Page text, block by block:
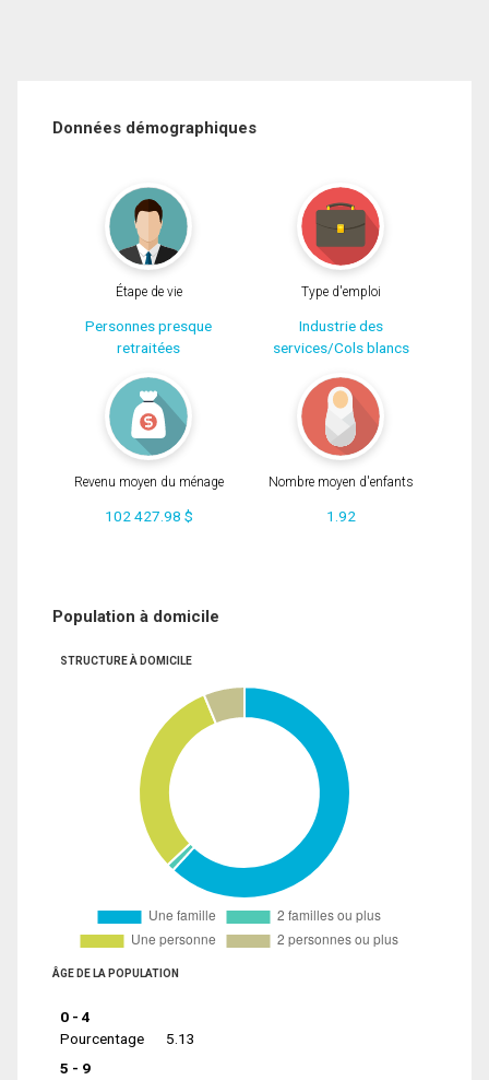
Données démographiques
Étape de vie
Personnes presque
retraitées
Type d'emploi
Industrie des
services/Cols blancs
Revenu moyen du ménage
102 427.98 $
Nombre moyen d'enfants
1.92
Population à domicile
STRUCTURE À DOMICILE
ÂGE DE LA POPULATION
0 - 4
Pourcentage
5.13
5 - 9